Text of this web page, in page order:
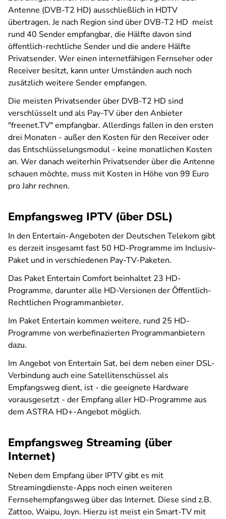
Antenne (DVB-T2 HD) ausschließlich in HDTV
übertragen. Je nach Region sind über DVB-T2 HD meist
rund 40 Sender empfangbar, die Hälfte davon sind
öffentlich-rechtliche Sender und die andere Hälfte
Privatsender. Wer einen internetfähigen Fernseher oder
Receiver besitzt, kann unter Umständen auch noch
zusätzlich weitere Sender empfangen.
Die meisten Privatsender über DVB-T2 HD sind
verschlüsselt und als Pay-TV über den Anbieter
"freenet.TV" empfangbar. Allerdings fallen in den ersten
drei Monaten - außer den Kosten für den Receiver oder
das Entschlüsselungsmodul - keine monatlichen Kosten
an. Wer danach weiterhin Privatsender über die Antenne
schauen möchte, muss mit Kosten in Höhe von 99 Euro
pro Jahr rechnen.
Empfangsweg IPTV (über DSL)
In den Entertain-Angeboten der Deutschen Telekom gibt
es derzeit insgesamt fast 50 HD-Programme im Inclusiv-
Paket und in verschiedenen Pay-TV-Paketen.
Das Paket Entertain Comfort beinhaltet 23 HD-
Programme, darunter alle HD-Versionen der Öffentlich-
Rechtlichen Programmanbieter.
Im Paket Entertain kommen weitere, rund 25 HD-
Programme von werbefinazierten Programmanbietern
dazu.
Im Angebot von Entertain Sat, bei dem neben einer DSL-
Verbindung auch eine Satellitenschüssel als
Empfangsweg dient, ist - die geeignete Hardware
vorausgesetzt - der Empfang aller HD-Programme aus
dem ASTRA HD+-Angebot möglich.
Empfangsweg Streaming (über
Internet)
Neben dem Empfang über IPTV gibt es mit
Streamingdienste-Apps noch einen weiteren
Fernsehempfangsweg über das Internet. Diese sind z.B.
Zattoo, Waipu, Joyn. Hierzu ist meist ein Smart-TV mit